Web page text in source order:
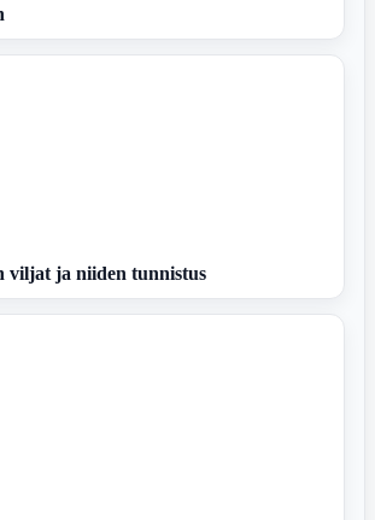
viljat ja niiden tunnistus